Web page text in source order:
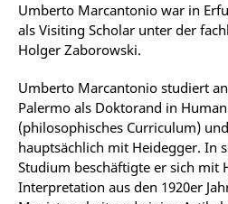
Umberto Marcantonio war in
als Visiting Scholar unter der
Holger Zaborowski.
Umberto Marcantonio studiert
Palermo als Doktorand in
(philosophisches Curriculum)
hauptsächlich mit Heidegger. In
Studium beschäftigte er sich mit
Interpretation aus den 1920er